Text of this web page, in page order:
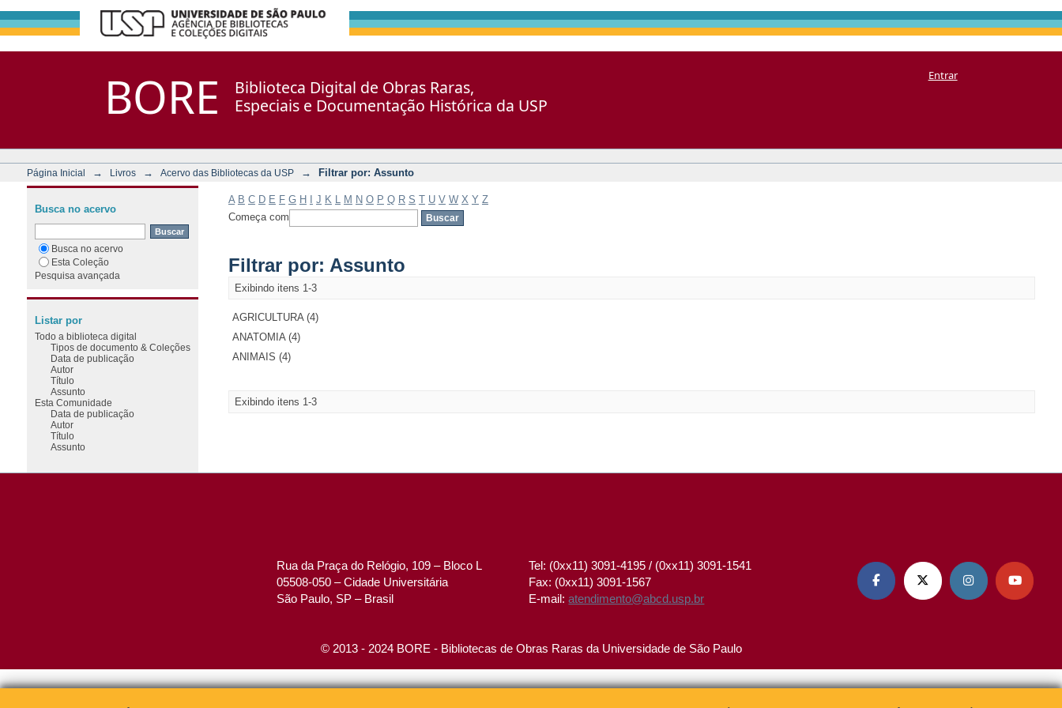
BORE
Biblioteca Digital de Obras Raras,
Especiais e Documentação Histórica da USP
Entrar
Página Inicial → Livros → Acervo das Bibliotecas da USP → Filtrar por: Assunto
A B C D E F G H J K M N O P Q R S T U V W X Y Z
Começa com
Filtrar por: Assunto
Exibindo itens 1-3
AGRICULTURA (4)
ANATOMIA (4)
ANIMAIS (4)
Exibindo itens 1-3
Busca no acervo
Busca no acervo
Esta Coleção
Pesquisa avançada
Listar por
Todo a biblioteca digital
Tipos de documento & Coleções
Data de publicação
Autor
Título
Assunto
Esta Comunidade
Data de publicação
Autor
Título
Assunto
Rua da Praça do Relógio, 109 – Bloco L
05508-050 – Cidade Universitária
São Paulo, SP – Brasil
Tel: (0xx11) 3091-4195 / (0xx11) 3091-1541
Fax: (0xx11) 3091-1567
E-mail:atendimento@abcd.usp.br
   
© 2013 - 2024 BORE - Bibliotecas de Obras Raras da Universidade de São Paulo